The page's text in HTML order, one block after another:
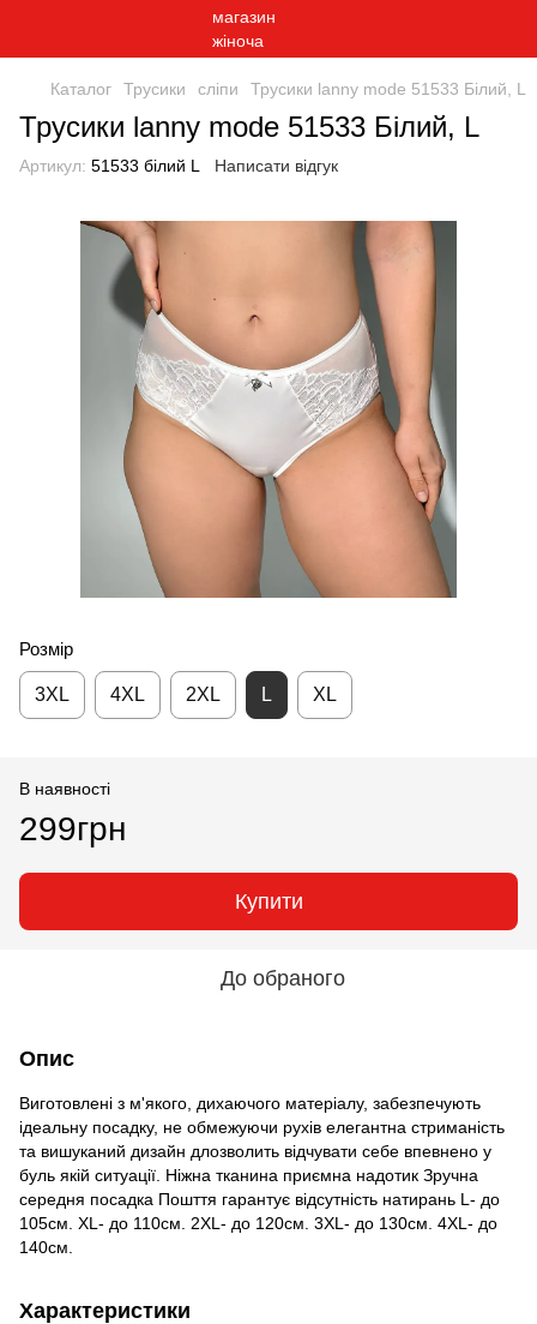
Каталог Трусики сліпи Трусики lanny mode 51533 Білий, L
Трусики lanny mode 51533 Білий, L
Артикул: 51533 білий L Написати відгук
Розмір
3XL 4XL 2XL L XL
В наявності
299грн
Купити
До обраного
Опис
Виготовлені з м'якого, дихаючого матеріалу, забезпечують
ідеальну посадку, не обмежуючи рухів елегантна стриманість
та вишуканий дизайн длозволить відчувати себе впевнено у
буль якій ситуації. Ніжна тканина приємна надотик Зручна
середня посадка Пошття гарантує відсутність натирань L- до
105см. XL- до 110см. 2XL- до 120см. 3XL- до 130см. 4XL- до
140см.
Характеристики